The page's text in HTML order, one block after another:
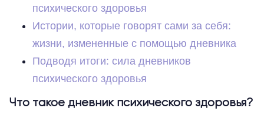
психического здоровья
Истории, которые говорят сами за себя:
жизни, измененные с помощью дневника
Подводя итоги: сила дневников
психического здоровья
Что такое дневник психического здоровья?